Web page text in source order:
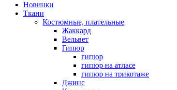
Новинки
Ткани
Костюмные, плательные
Жаккард
Вельвет
Гипюр
гипюр
гипюр на атласе
гипюр на трикотаже
Джинс